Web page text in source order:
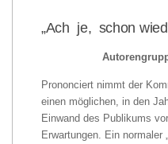
„Ach je, schon
Prononciert nimmt der
einen möglichen, in den
Einwand des Publikums
Erwartungen. Ein normaler